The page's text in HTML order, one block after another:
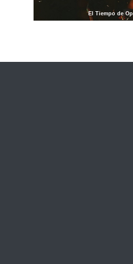
El Tiempo de